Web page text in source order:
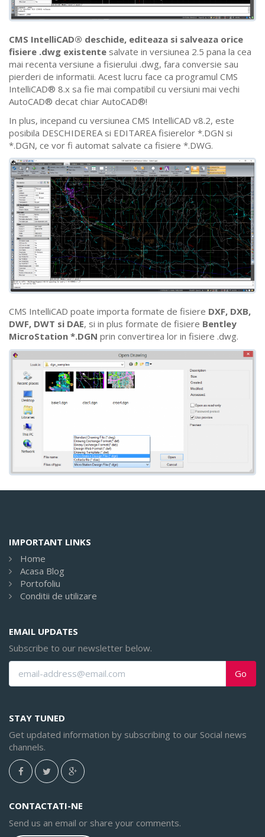
CMS IntelliCAD® deschide, editeaza si salveaza orice
fisiere .dwg existente salvate in versiunea 2.5 pana la cea
mai recenta versiune a fisierului .dwg, fara conversie sau
pierderi de informatii. Acest lucru face ca programul CMS
IntelliCAD® 8.x sa fie mai compatibil cu versiuni mai vechi
AutoCAD® decat chiar AutoCAD®!
In plus, incepand cu versiunea CMS IntelliCAD v8.2, este
posibila DESCHIDEREA si EDITAREA fisierelor *.DGN si
*.DGN, ce vor fi automat salvate ca fisiere *.DWG.
CMS IntelliCAD poate importa formate de fisiere DXF, DXB,
DWF, DWT si DAE, si in plus formate de fisiere Bentley
MicroStation *.DGN prin convertirea lor in fisiere .dwg.
IMPORTANT LINKS
Home
Acasa Blog
Portofoliu
Conditii de utilizare
EMAIL UPDATES
Subscribe to our newsletter below.
Go
STAY TUNED
Get updated information by subscribing to our Social news
channels.
CONTACTATI-NE
Send us an email or share your comments.